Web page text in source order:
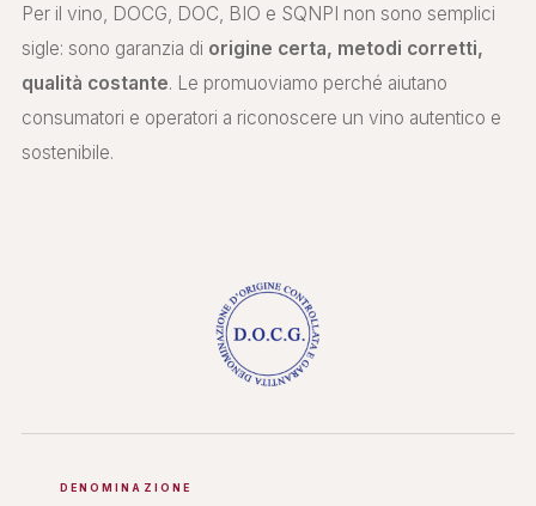
Per il vino, DOCG, DOC, BIO e SQNPI non sono semplici
sigle: sono garanzia di origine certa, metodi corretti,
qualità costante. Le promuoviamo perché aiutano
consumatori e operatori a riconoscere un vino autentico e
sostenibile.
DENOMINAZIONE